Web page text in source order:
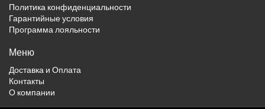
Политика конфиденциальности
Гарантийные условия
Программа лояльности
Меню
Доставка и Оплата
Контакты
О компании